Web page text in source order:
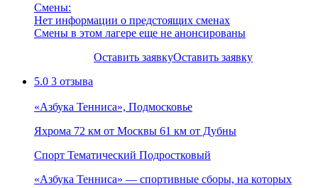
Смены:
Нет информации о предстоящих сменах
Смены в этом лагере еще не анонсированы
Оставить заявкуОставить заявку
5.0 3 отзыва
«Азбука Тенниса», Подмосковье
Яхрома 72 км от Москвы 61 км от Дубны
Спорт Тематический Подростковый
«Азбука Тенниса» — спортивные сборы, на которых